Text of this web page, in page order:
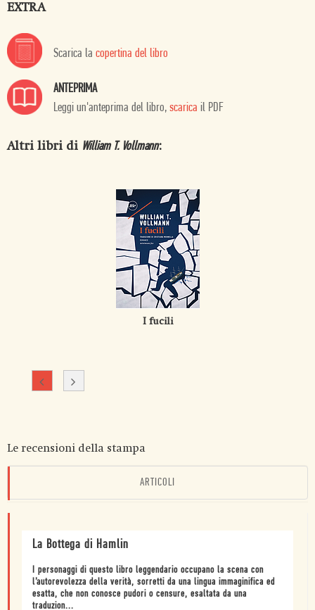
EXTRA
Scarica la copertina del libro
ANTEPRIMA
Leggi un'anteprima del libro, scarica il PDF
Altri libri di William T. Vollmann:
I fucili
Le recensioni della stampa
ARTICOLI
La Bottega di Hamlin
I personaggi di questo libro leggendario occupano la scena con
l’autorevolezza della verità, sorretti da una lingua immaginifica ed
esatta, che non conosce pudori o censure, esaltata da una
traduzion...